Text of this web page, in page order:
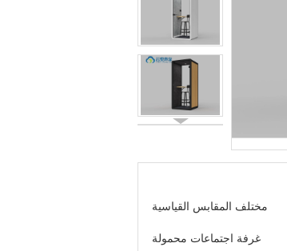
مختلف المقابس القياسية
غرفة اجتماعات محمولة